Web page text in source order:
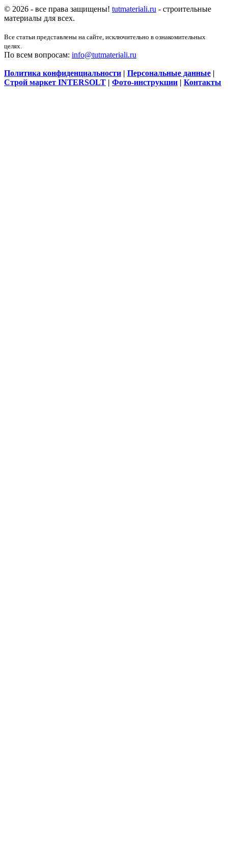
© 2026 - все права защищены! tutmateriali.ru - строительные
материалы для всех.
Все статьи представлены на сайте, исключительно в ознакомительных
целях.
По всем вопросам: info@tutmateriali.ru
Политика конфиденциальности | Персональные данные |
Строй маркет INTERSOLT | Фото-инструкции | Контакты